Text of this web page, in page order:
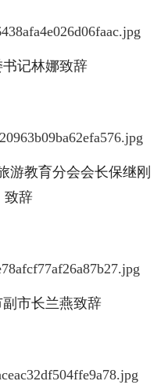
书记林娜致辞
游教育分会会长保继刚
致辞
市长兰燕致辞